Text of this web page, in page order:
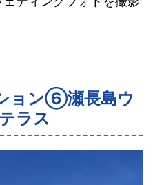
ョン⑥瀬長島ウ
ラス